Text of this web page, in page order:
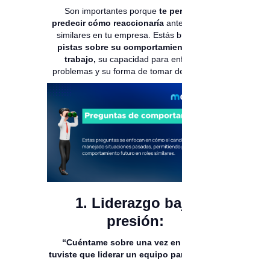
Son importantes porque te permiten
predecir cómo reaccionaría ante desafíos
similares en tu empresa. Estás buscando
pistas sobre su comportamiento en el
trabajo, su capacidad para enfrentar
problemas y su forma de tomar decisiones.
1. Liderazgo bajo
presión:
“Cuéntame sobre una vez en la que
tuviste que liderar un equipo para cumplir